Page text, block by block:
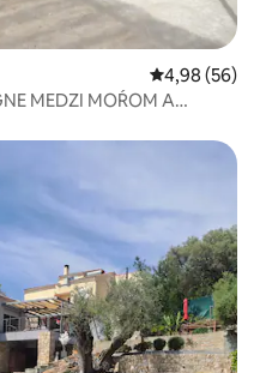
Priemerné
4,98 (56)
MEDZI MOŔOM A